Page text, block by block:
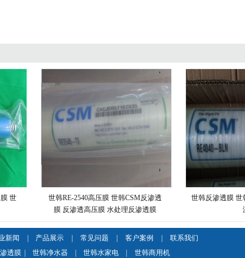
世
世韩RE-2540高压膜 世韩CSM反渗透
膜 反渗透高压膜 水处理反渗透膜
世韩反渗透膜 世
新闻 产品展示 常见问题 客户案例
联系我们
透膜 世韩净水器 世韩水家电 世韩商用机